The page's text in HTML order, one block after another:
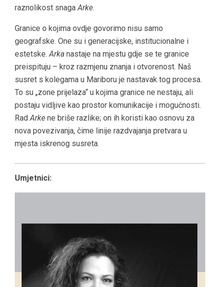
raznolikost snagaArke.
Granice o kojima ovdje govorimo nisu samo
geografske. One su i generacijske, institucionalne i
estetske.Arka nastaje na mjestu gdje se te granice
preispituju – kroz razmjenu znanja i otvorenost. Naš
susret s kolegama u Mariboru je nastavak tog procesa.
To su „zone prijelaza“ u kojima granice ne nestaju, ali
postaju vidljive kao prostor komunikacije i mogućnosti.
RadArke ne briše razlike; on ih koristi kao osnovu za
nova povezivanja, čime linije razdvajanja pretvara u
mjesta iskrenog susreta.
Umjetnici: